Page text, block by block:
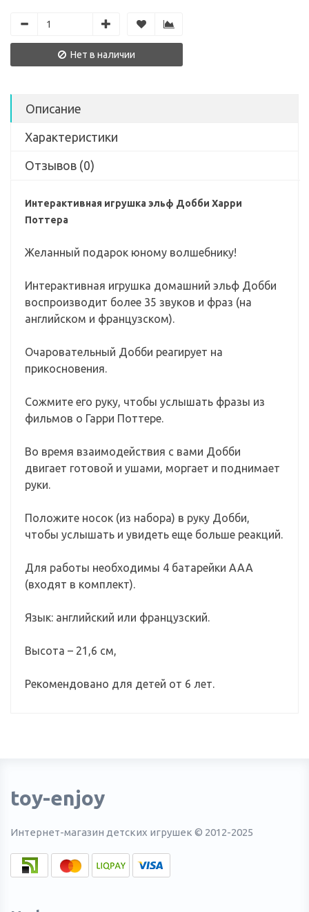
Нет в наличии
Описание
Характеристики
Отзывов (0)
Интерактивная игрушка эльф Добби Харри
Поттера
Желанный подарок юному волшебнику!
Интерактивная игрушка домашний эльф Добби
воспроизводит более 35 звуков и фраз (на
английском и французском).
Очаровательный Добби реагирует на
прикосновения.
Сожмите его руку, чтобы услышать фразы из
фильмов о Гарри Поттере.
Во время взаимодействия с вами Добби
двигает готовой и ушами, моргает и поднимает
руки.
Положите носок (из набора) в руку Добби,
чтобы услышать и увидеть еще больше реакций.
Для работы необходимы 4 батарейки ААА
(входят в комплект).
Язык: английский или французский.
Высота – 21,6 см,
Рекомендовано для детей от 6 лет.
toy-enjoy
Интернет-магазин детских игрушек © 2012-2025